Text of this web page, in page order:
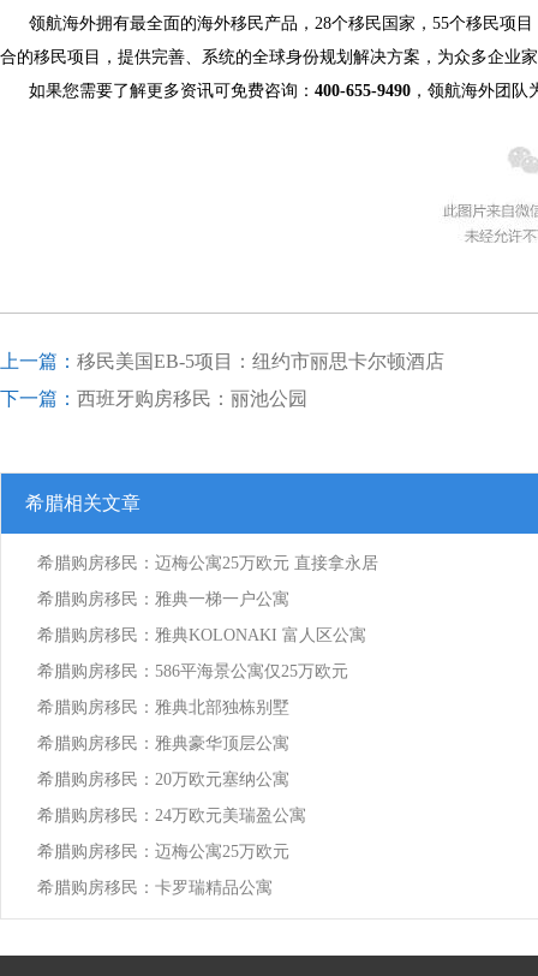
领航海外拥有最全面的海外移民产品，28个移民国家，55个移民项
合的移民项目，提供完善、系统的全球身份规划解决方案，为众多企业
如果您需要了解更多资讯可免费咨询： 400-655-9490 ，领航海外团
上一篇： 移民美国EB-5项目：纽约市丽思卡尔顿酒店
下一篇： 西班牙购房移民：丽池公园
希腊相关文章
希腊购房移民：迈梅公寓25万欧元 直接拿永居
希腊购房移民：雅典一梯一户公寓
希腊购房移民：雅典KOLONAKI 富人区公寓
希腊购房移民：586平海景公寓仅25万欧元
希腊购房移民：雅典北部独栋别墅
希腊购房移民：雅典豪华顶层公寓
希腊购房移民：20万欧元塞纳公寓
希腊购房移民：24万欧元美瑞盈公寓
希腊购房移民：迈梅公寓25万欧元
希腊购房移民：卡罗瑞精品公寓